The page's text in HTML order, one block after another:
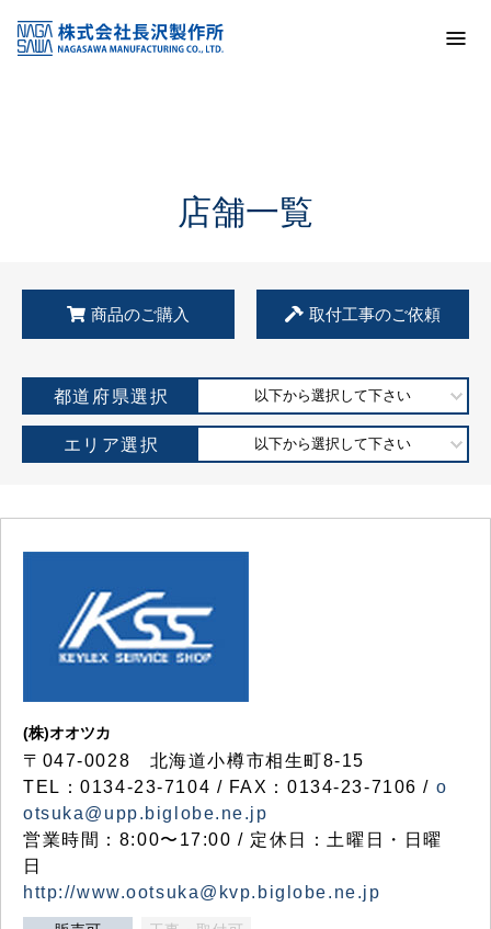
KSS加盟店・取扱店情報
店舗一覧
店舗一覧
商品のご購入 取付工事のご依頼
都道府県選択 以下から選択して下さい
エリア選択 以下から選択して下さい
(株)オオツカ
〒047-0028 北海道小樽市相生町8-15
TEL：0134-23-7104 / FAX：0134-23-7106 / o
otsuka@upp.biglobe.ne.jp
営業時間：8:00〜17:00 / 定休日：土曜日・日曜
日
http://www.ootsuka@kvp.biglobe.ne.jp